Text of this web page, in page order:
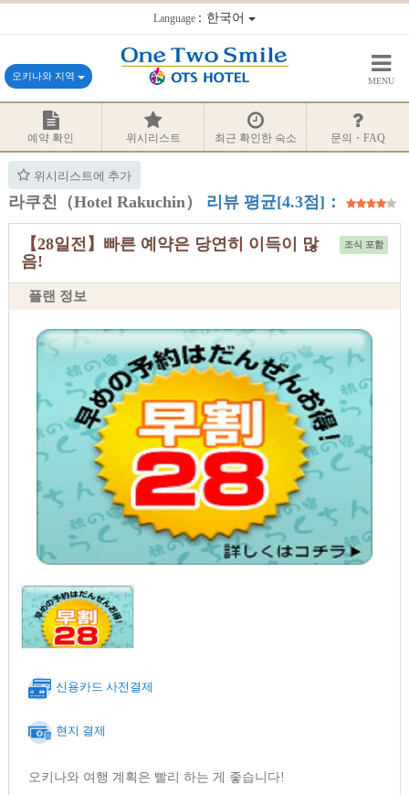
Language：한국어
오키나와 지역 MENU
예약 확인 위시리스트 최근 확인한 숙소 문의・FAQ
위시리스트에 추가
라쿠친（Hotel Rakuchin） 리뷰 평균[4.3점]：
조식 포함
【28일전】빠른 예약은 당연히 이득이 많
음!
플랜 정보
신용카드 사전결제
현지 결제
오키나와 여행 계획은 빨리 하는 게 좋습니다!